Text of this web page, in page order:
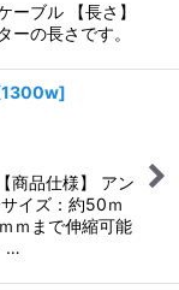
ブル 【長さ】
の長さです。
1300w]
商品仕様】 アン
イズ：約50ｍ
ｍまで伸縮可能
…